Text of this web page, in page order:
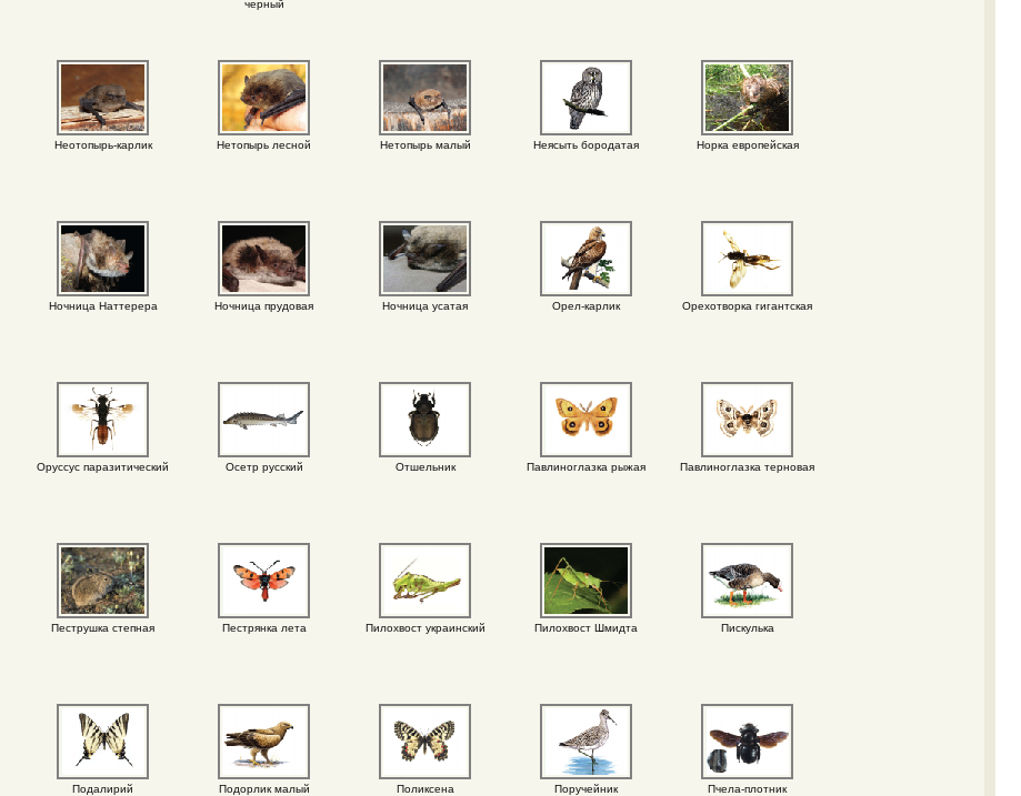
черный
Неотопырь-карлик Нетопырь лесной Нетопырь малый Неясыть бородатая Норка европейская
Ночница Наттерера Ночница прудовая Ночница усатая Орел-карлик Орехотворка гигантская
Оруссус паразитический Осетр русский Отшельник Павлиноглазка рыжая Павлиноглазка терновая
Пеструшка степная Пестрянка лета Пилохвост украинский Пилохвост Шмидта Пискулька
Подалирий Подорлик малый Поликсена Поручейник
Пчела-плотник